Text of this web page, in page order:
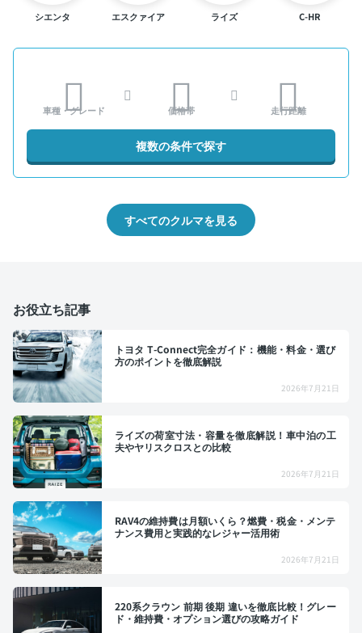
シエンタ エスクァイア ライズ C-HR
車種・グレード 価格帯 走行距離
複数の条件で探す
すべてのクルマを見る
お役立ち記事
トヨタ T-Connect完全ガイド：機能・料金・選び
方のポイントを徹底解説
2026年7月21日
ライズの荷室寸法・容量を徹底解説！車中泊の工
夫やヤリスクロスとの比較
2026年7月21日
RAV4の維持費は月額いくら？燃費・税金・メンテ
ナンス費用と実践的なレジャー活用術
2026年7月21日
220系クラウン 前期 後期 違いを徹底比較！グレー
ド・維持費・オプション選びの攻略ガイド